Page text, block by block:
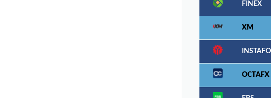
FINEX
XM
OCTAFX